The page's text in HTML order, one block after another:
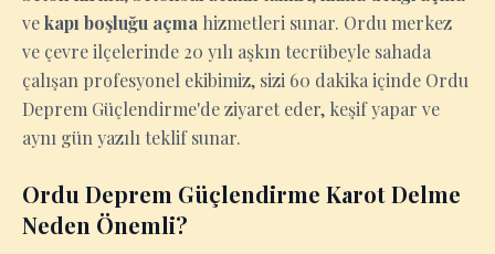
vekapı boşluğu açma hizmetleri sunar. Ordu merkez
ve çevre ilçelerinde 20 yılı aşkın tecrübeyle sahada
çalışan profesyonel ekibimiz, sizi 60 dakika içinde Ordu
Deprem Güçlendirme'de ziyaret eder, keşif yapar ve
aynı gün yazılı teklif sunar.
Ordu Deprem Güçlendirme Karot Delme
Neden Önemli?